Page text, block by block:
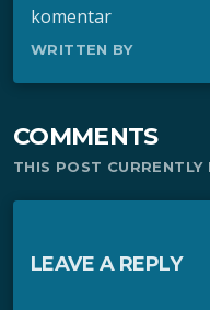
komentar
WRITTEN BY
COMMENTS
THIS POST
LEAVE A REPLY